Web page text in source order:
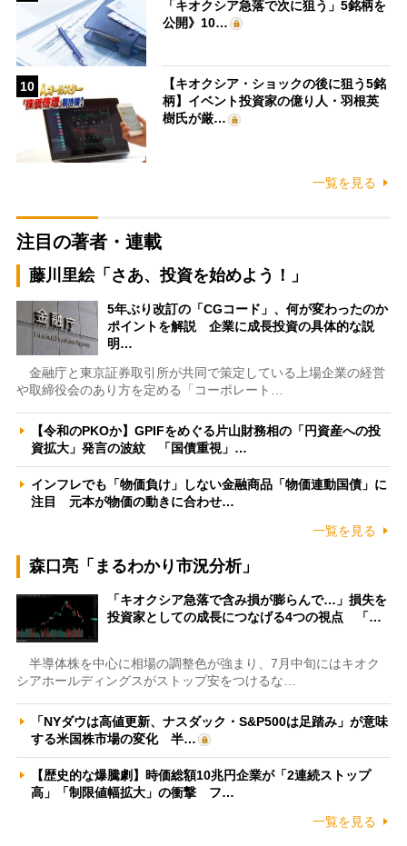
「キオクシア急落で次に狙う」5銘柄を
公開》10…
10
【キオクシア・ショックの後に狙う5銘
柄】イベント投資家の億り人・羽根英
樹氏が厳…
一覧を見る
注目の著者・連載
藤川里絵「さあ、投資を始めよう！」
5年ぶり改訂の「CGコード」、何が変わったのか
ポイントを解説 企業に成長投資の具体的な説
明…
金融庁と東京証券取引所が共同で策定している上場企業の経営
や取締役会のあり方を定める「コーポレート…
【令和のPKOか】GPIFをめぐる片山財務相の「円資産への投
資拡大」発言の波紋 「国債重視」…
インフレでも「物価負け」しない金融商品「物価連動国債」に
注目 元本が物価の動きに合わせ…
一覧を見る
森口亮「まるわかり市況分析」
「キオクシア急落で含み損が膨らんで…」損失を
投資家としての成長につなげる4つの視点 「…
半導体株を中心に相場の調整色が強まり、7月中旬にはキオク
シアホールディングスがストップ安をつけるな…
「NYダウは高値更新、ナスダック・S&P500は足踏み」が意味
する米国株市場の変化 半…
【歴史的な爆騰劇】時価総額10兆円企業が「2連続ストップ
高」「制限値幅拡大」の衝撃 フ…
一覧を見る